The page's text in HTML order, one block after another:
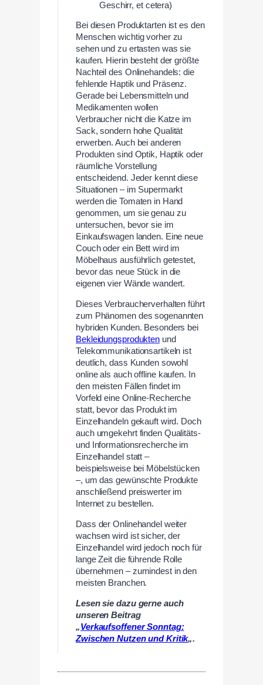
Geschirr, et cetera)
Bei diesen Produktarten ist es den
Menschen wichtig vorher zu
sehen und zu ertasten was sie
kaufen. Hierin besteht der größte
Nachteil des Onlinehandels: die
fehlende Haptik und Präsenz.
Gerade bei Lebensmitteln und
Medikamenten wollen
Verbraucher nicht die Katze im
Sack, sondern hohe Qualität
erwerben. Auch bei anderen
Produkten sind Optik, Haptik oder
räumliche Vorstellung
entscheidend. Jeder kennt diese
Situationen – im Supermarkt
werden die Tomaten in Hand
genommen, um sie genau zu
untersuchen, bevor sie im
Einkaufswagen landen. Eine neue
Couch oder ein Bett wird im
Möbelhaus ausführlich getestet,
bevor das neue Stück in die
eigenen vier Wände wandert.
Dieses Verbraucherverhalten führt
zum Phänomen des sogenannten
hybriden Kunden. Besonders bei
Bekleidungsprodukten und
Telekommunikationsartikeln ist
deutlich, dass Kunden sowohl
online als auch offline kaufen. In
den meisten Fällen findet im
Vorfeld eine Online-Recherche
statt, bevor das Produkt im
Einzelhandeln gekauft wird. Doch
auch umgekehrt finden Qualitäts-
und Informationsrecherche im
Einzelhandel statt –
beispielsweise bei Möbelstücken
–, um das gewünschte Produkte
anschließend preiswerter im
Internet zu bestellen.
Dass der Onlinehandel weiter
wachsen wird ist sicher, der
Einzelhandel wird jedoch noch für
lange Zeit die führende Rolle
übernehmen – zumindest in den
meisten Branchen.
Lesen sie dazu gerne auch
unseren Beitrag
„Verkaufsoffener Sonntag:
Zwischen Nutzen und Kritik„.